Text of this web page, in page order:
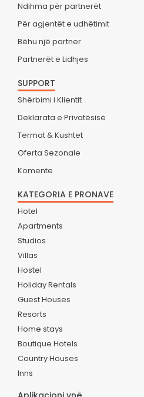
Ndihma për partnerët
Për agjentët e udhëtimit
Bëhu një partner
Partnerët e Lidhjes
SUPPORT
Shërbimi i Klientit
Deklarata e Privatësisë
Termat & Kushtet
Oferta Sezonale
Komente
KATEGORIA E PRONAVE
Hotel
Apartments
Studios
Villas
Hostel
Holiday Rentals
Guest Houses
Resorts
Home stays
Boutique Hotels
Country Houses
Inns